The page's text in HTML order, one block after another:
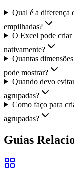
Qual é a diferença
empilhadas?
O Excel pode criar
nativamente?
Quantas
pode mostrar?
Quando devo
agrupadas?
Como faço para
agrupadas?
Guias